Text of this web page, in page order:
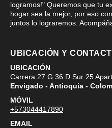
logramos!" Queremos que tu
hogar sea la mejor, por eso
juntos lo lograremos.
UBICACIÓN Y
UBICACIÓN
Carrera 27 G 36 D Sur 25
Envigado - Antioquia -
MÓVIL
+573044417890
EMAIL